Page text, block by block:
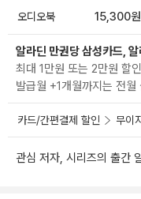
오디오북 15,300원
알라딘 만권당 삼성카드,
최대 1만원 또는 2만원 할
발급월 +1개월까지는 전
카드/간편결제 할인 무이
관심 저자, 시리즈의 출간